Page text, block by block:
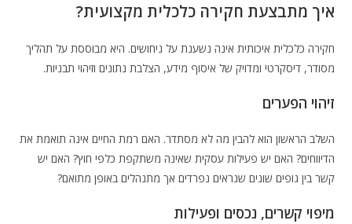
איך מתבצעת חקירה כלכלית מקצועית?
חקירה כלכלית איכותית אינה נשענת על ניחושים. היא מבוססת על תהליך
מסודר, דיסקרטי ומדויק של איסוף מידע, הצלבת נתונים וזיהוי תבניות.
זיהוי הפערים
השלב הראשון הוא להבין מה לא מסתדר. האם רמת החיים אינה תואמת את
הדיווחים? האם יש פעילות עסקית שאינה משתקפת כלפי חוץ? האם יש
קשר בין גופים שונים שנראים נפרדים אך מתנהלים באופן מתואם?
מיפוי קשרים, נכסים ופעילות